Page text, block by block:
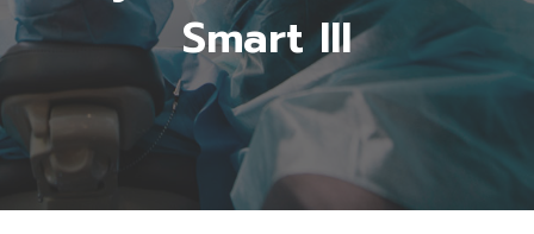
Smart III